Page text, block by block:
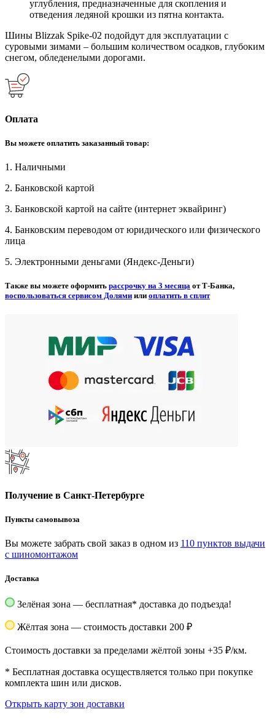
углубления, предназначенные для скопления и
отведения ледяной крошки из пятна контакта.
Шины Blizzak Spike-02 подойдут для эксплуатации с
суровыми зимами – большим количеством осадков, глубоким
снегом, обледенелыми дорогами.
Оплата
Вы можете оплатить заказанный товар:
1. Наличными
2. Банковской картой
3. Банковской картой на сайте (интернет эквайринг)
4. Банковским переводом от юридического или физического
лица
5. Электронными деньгами (Яндекс-Деньги)
Также вы можете оформить рассрочку на 3 месяца от Т-Банка,
воспользоваться сервисом Долями или оплатить в сплит
Получение в Санкт-Петербурге
Пункты самовывоза
Вы можете забрать свой заказ в одном из 110 пунктов выдачи
с шиномонтажом
Доставка
Зелёная зона — бесплатная* доставка до подъезда!
Жёлтая зона — стоимость доставки 200 ₽
Стоимость доставки за пределами жёлтой зоны +35 ₽/км.
* Бесплатная доставка осуществляется только при покупке
комплекта шин или дисков.
Открыть карту зон доставки